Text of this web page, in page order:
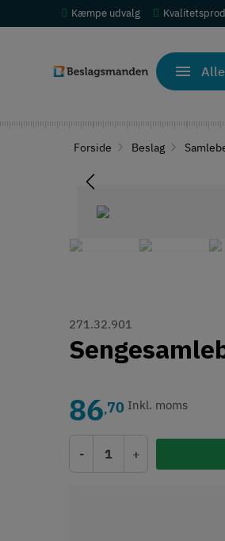
Kæmpe udvalg
Forside Beslag
271.32.901
86,70 Inkl. moms
- +